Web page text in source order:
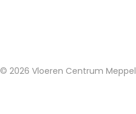
© 2026 Vloeren Centrum Meppel